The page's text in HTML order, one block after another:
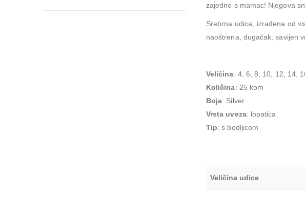
zajedno s mamac! Njegova
Srebrna udica, izrađena od
naoštrena, dugačak, savijen
Veličina: 4, 6, 8, 10, 12, 14,
Količina: 25 kom
Boja: Silver
Vrsta uveza: lopatica
Tip: s bodljicom
Veličina udice